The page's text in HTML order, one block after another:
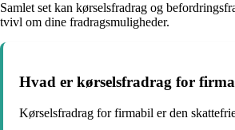
Samlet set kan kørselsfradrag og
tvivl om dine fradragsmuligheder.
Hvad er kørselsfradrag for
Kørselsfradrag for firmabil er den